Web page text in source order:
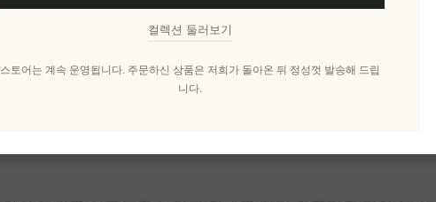
배달 날짜:
컬렉션 둘러보기
스토어는 계속 운영됩니다. 주문하신 상품은 저희가 돌아온 뒤 정성껏 발송해 드립
니다.